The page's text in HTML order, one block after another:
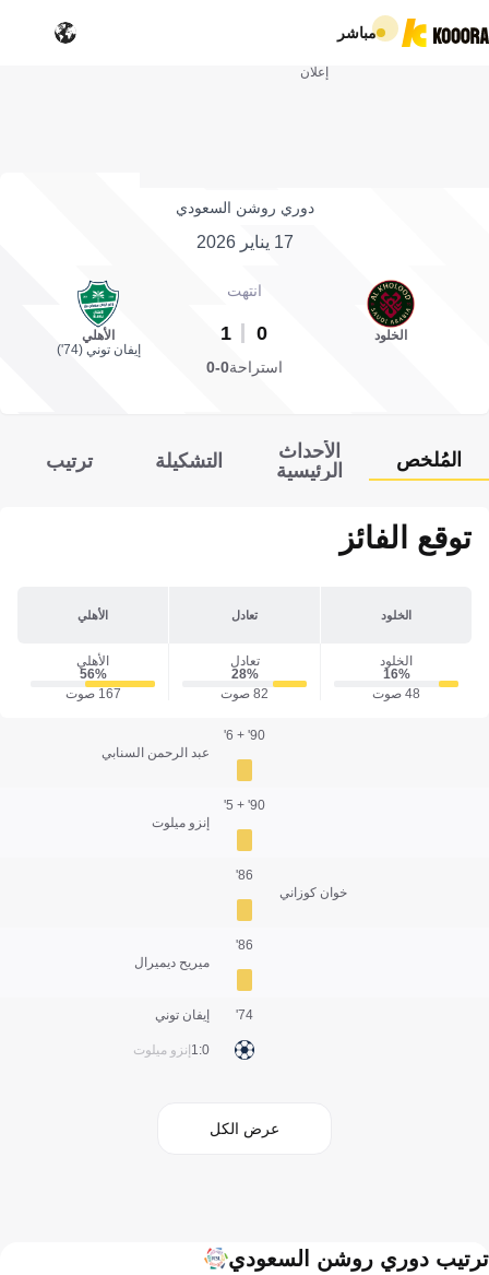
مباشر
إعلان
دوري روشن السعودي
17 يناير 2026
الخلود
انتهت
0
1
الأهلي
إيفان توني (74')
استراحة0-0
المُلخص
الأحداث
الرئيسية
التشكيلة ترتيب
توقع الفائز
الخلود تعادل الأهلي
الخلود
16‎%‎
48 صوت
تعادل
28‎%‎
82 صوت
الأهلي
56‎%‎
167 صوت
عبد الرحمن السنابي
90' + 6'
إنزو ميلوت
90' + 5'
خوان كوزاني
86'
ميريح ديميرال
86'
إيفان توني
إنزو ميلوت 0:1
74'
عرض الكل
ترتيب دوري روشن السعودي